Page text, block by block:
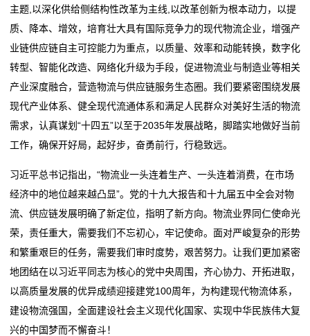
主题,以深化供给侧结构性改革为主线,以改革创新为根本动力，以提
质、降本、增效，培育壮大具有国际竞争力的现代物流企业，增强产
业链供应链自主可控能力为重点，以质量、效率和动能转换，数字化
转型、智能化改造、网络化升级为手段，促进物流业与制造业等相关
产业深度融合，营造物流与供应链服务生态圈。我们要紧密围绕发展
现代产业体系、健全现代流通体系和满足人民群众对美好生活的物流
需求，认真谋划“十四五”以至于2035年发展战略，脚踏实地做好当前
工作，确保开好局，起好步，奋勇前行，行稳致远。
习近平总书记指出，“物流业一头连着生产、一头连着消费，在市场
经济中的地位越来越凸显”。党的十九大报告和十九届五中全会对物
流、供应链发展明确了新定位，指明了新方向。物流业界同仁使命光
荣，责任重大，需要我们不忘初心，牢记使命。面对严峻复杂的形势
和繁重艰巨的任务，需要我们审时度势，艰苦努力。让我们更加紧密
地团结在以习近平同志为核心的党中央周围，齐心协力、开拓进取，
以高质量发展的优异成绩迎接建党100周年，为构建现代物流体系，
建设物流强国，全面建设社会主义现代化国家、实现中华民族伟大复
兴的中国梦而不懈奋斗！